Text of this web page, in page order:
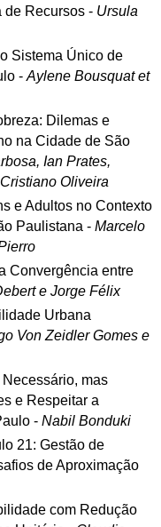
de Recursos - Ursula
Sistema Único de
-Aylene Bousquat et
Dilemas e
na Cidade de São
Ian Prates,
Oliveira
e Adultos no Contexto
Paulistana -Marcelo
Convergência entre
e Jorge Félix
Urbana
Von Zeidler Gomes e
mas
e Respeitar a
-Nabil Bonduki
21: Gestão de
de Aproximação
com Redução